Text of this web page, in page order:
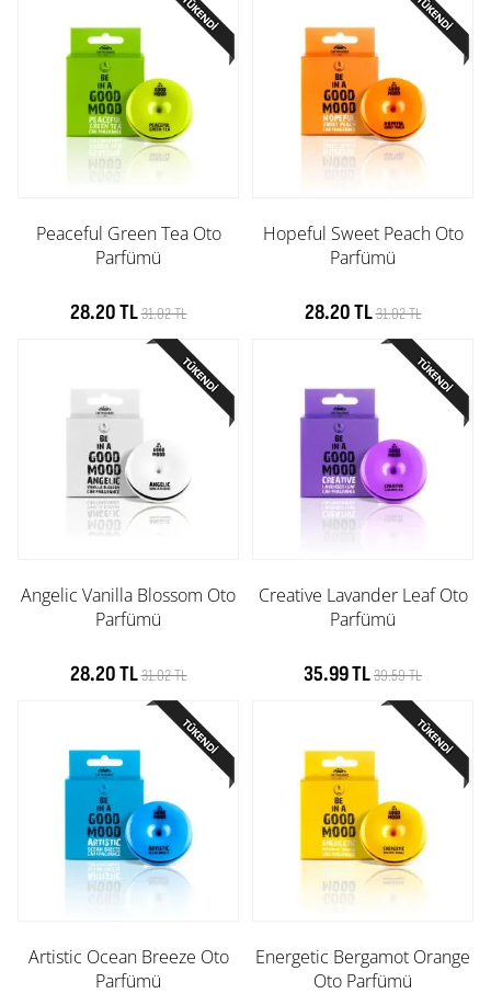
Peaceful Green Tea Oto
Parfümü
28.20 TL31.02 TL
Hopeful Sweet Peach Oto
Parfümü
28.20 TL31.02 TL
Angelic Vanilla Blossom Oto
Parfümü
28.20 TL31.02 TL
Creative Lavander Leaf Oto
Parfümü
35.99 TL39.59 TL
Artistic Ocean Breeze Oto
Parfümü
Energetic Bergamot Orange
Oto Parfümü